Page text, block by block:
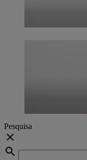
Pesquisa